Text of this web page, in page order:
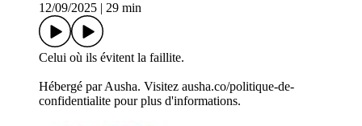
12/09/2025
29 min
Celui où ils évitent la faillite.
Hébergé par Ausha. Visitez ausha.co/politique-de-
confidentialite pour plus d'informations.